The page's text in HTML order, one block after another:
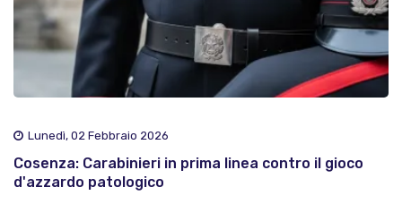
Lunedì, 02 Febbraio 2026
Cosenza: Carabinieri in prima linea contro il gioco
d'azzardo patologico